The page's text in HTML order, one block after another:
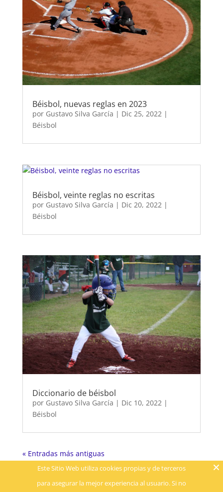
Béisbol, nuevas reglas en 2023
por Gustavo Silva García | Dic 25, 2022|
Béisbol
Béisbol, veinte reglas no escritas
por Gustavo Silva García | Dic 20, 2022 |
Béisbol
Diccionario de béisbol
por Gustavo Silva García | Dic 10, 2022 |
Béisbol
« Entradas más antiguas
Este Sitio Web utiliza cookies propias y de terceros
para asegurar la mejor experiencia al usuario. Si no